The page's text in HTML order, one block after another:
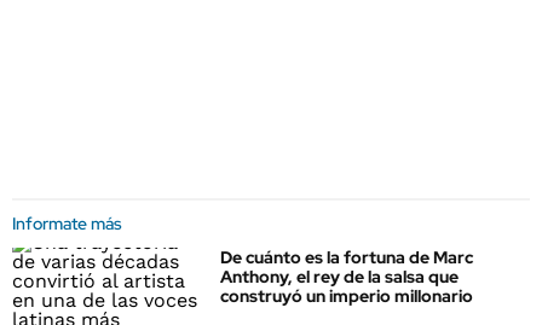
Informate más
De cuánto es la fortuna de Marc
Anthony, el rey de la salsa que
construyó un imperio millonario